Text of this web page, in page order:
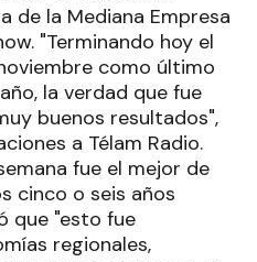
de la Mediana Empresa
"Terminando hoy el
como último
la verdad que fue
buenos resultados",
a Télam Radio.
fue el mejor de
cinco o seis años
que "esto fue
regionales,